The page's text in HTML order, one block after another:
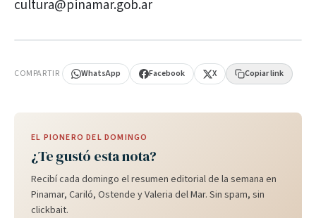
cultura@pinamar.gob.ar
COMPARTIR WhatsApp Facebook X Copiar link
EL PIONERO DEL DOMINGO
¿Te gustó esta nota?
Recibí cada domingo el resumen editorial de la semana en
Pinamar, Cariló, Ostende y Valeria del Mar. Sin spam, sin
clickbait.